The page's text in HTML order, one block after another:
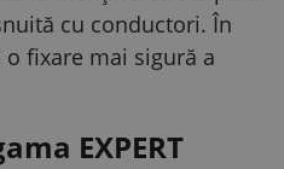
cu conductori. În
fixare mai sigură a
EXPERT